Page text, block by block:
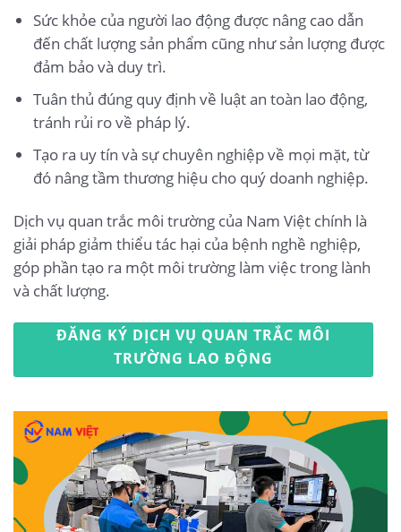
Sức khỏe của người lao động được nâng cao dẫn
đến chất lượng sản phẩm cũng như sản lượng được
đảm bảo và duy trì.
Tuân thủ đúng quy định về luật an toàn lao động,
tránh rủi ro về pháp lý.
Tạo ra uy tín và sự chuyên nghiệp về mọi mặt, từ
đó nâng tầm thương hiệu cho quý doanh nghiệp.
Dịch vụ quan trắc môi trường của Nam Việt chính là
giải pháp giảm thiểu tác hại của bệnh nghề nghiệp,
góp phần tạo ra một môi trường làm việc trong lành
và chất lượng.
ĐĂNG KÝ DỊCH VỤ QUAN TRẮC MÔI
TRƯỜNG LAO ĐỘNG